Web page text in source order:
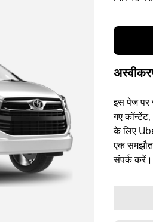
इस पेज पर
गए
के लिए
एक
संपर्क करें।